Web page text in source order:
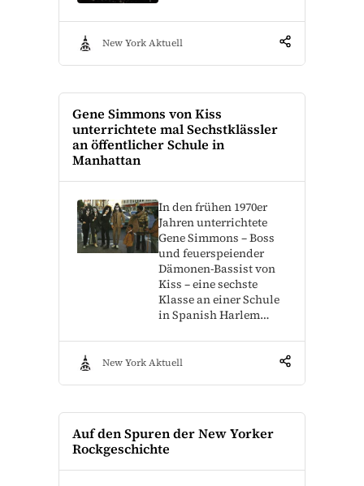
New York Aktuell
Gene Simmons von Kiss
unterrichtete mal Sechstklässler
an öffentlicher Schule in
Manhattan
In den frühen 1970er
Jahren unterrichtete
Gene Simmons – Boss
und feuerspeiender
Dämonen-Bassist von
Kiss – eine sechste
Klasse an einer Schule
in Spanish Harlem…
New York Aktuell
Auf den Spuren der New Yorker
Rockgeschichte